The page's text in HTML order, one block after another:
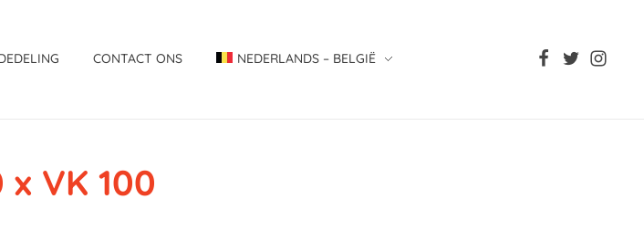
CONTACT ONS NEDERLANDS – BELGIË
x VK 100